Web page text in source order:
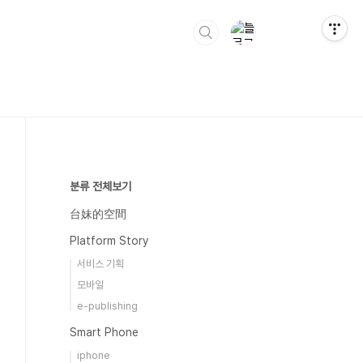
분류 전체보기
台妹的空間
Platform Story
서비스 기획
모바일
e-publishing
Smart Phone
iphone